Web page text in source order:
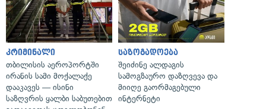
კრიმინალი
თბილისის აეროპორტში
ირანის სამი მოქალაქე
დააკავეს — ისინი
საზღვრის ყალბი საბუთებით
საზოგადოება
შეიძინე ალდაგის
სამოგზაურო დაზღვევა და
მიიღე გაორმაგებული
ინტერნეტი